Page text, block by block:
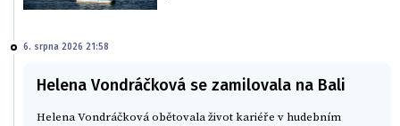
6. srpna 2026 21:58
Helena Vondráčková se zamilovala na Bali
Helena Vondráčková obětovala život kariéře v hudebním